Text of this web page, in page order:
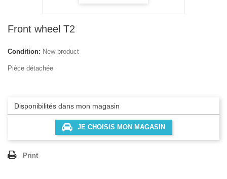
Front wheel T2
Condition: New product
Pièce détachée
Disponibilités dans mon magasin
JE CHOISIS MON MAGASIN
Print